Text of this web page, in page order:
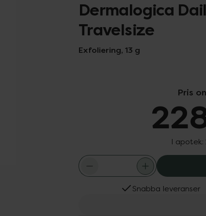
Dermalogica
Travelsize
Exfoliering, 13 g
Pris
I apotek:
Snabba leveranser